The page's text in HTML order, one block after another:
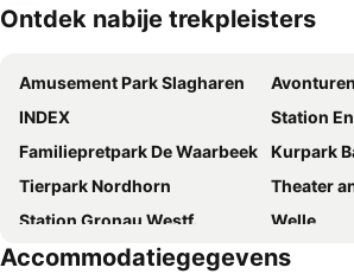
Kaart uitvouwen
Ontdek nabije trekpleisters
Amusement Park Slagharen
INDEX
Station
Familiepretpark De Waarbeek
Kurpark
Tierpark Nordhorn
Theater
Station Gronau Westf.
Welle
Darfeld
Accommodatiegegevens